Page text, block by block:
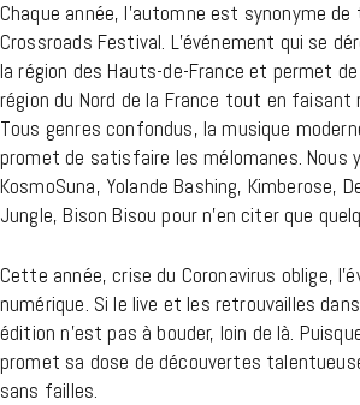
Chaque année, l’automne est synonyme
Crossroads Festival. L’événement qui se
la région des Hauts-de-France et permet
région du Nord de la France tout en
Tous genres confondus, la musique
promet de satisfaire les mélomanes.
KosmoSuna, Yolande Bashing, Kimberose,
Jungle, Bison Bisou pour n’en citer que
Cette année, crise du Coronavirus oblige,
numérique. Si le live et les retrouvailles
édition n’est pas à bouder, loin de là.
promet sa dose de découvertes
sans failles.